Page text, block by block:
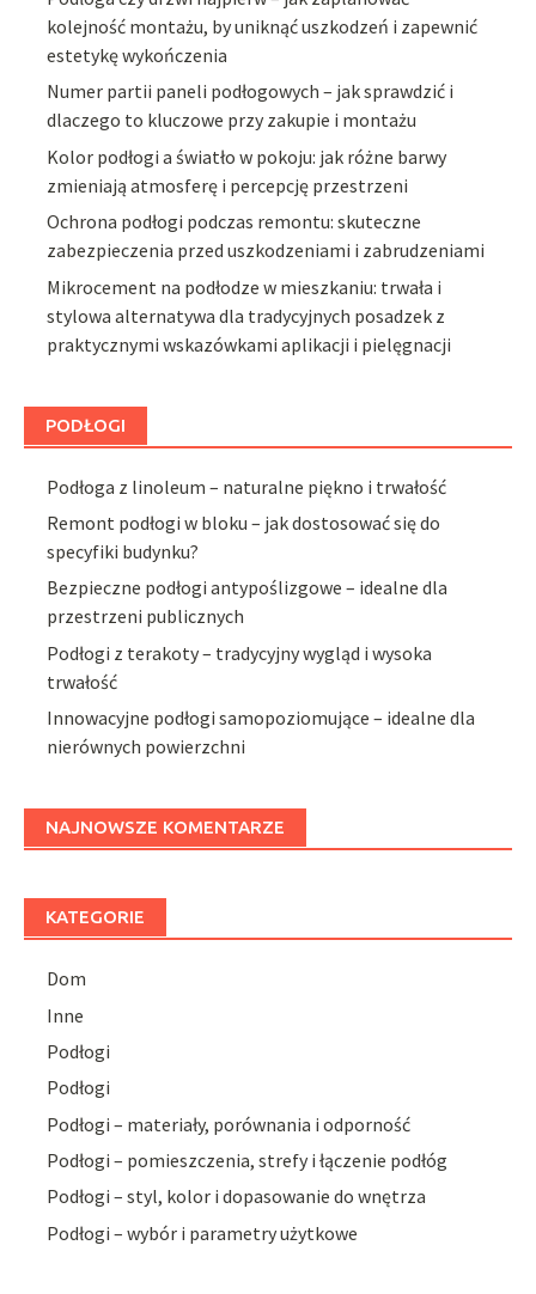
kolejność montażu, by uniknąć uszkodzeń i zapewnić
estetykę wykończenia
Numer partii paneli podłogowych – jak sprawdzić i
dlaczego to kluczowe przy zakupie i montażu
Kolor podłogi a światło w pokoju: jak różne barwy
zmieniają atmosferę i percepcję przestrzeni
Ochrona podłogi podczas remontu: skuteczne
zabezpieczenia przed uszkodzeniami i zabrudzeniami
Mikrocement na podłodze w mieszkaniu: trwała i
stylowa alternatywa dla tradycyjnych posadzek z
praktycznymi wskazówkami aplikacji i pielęgnacji
PODŁOGI
Podłoga z linoleum – naturalne piękno i trwałość
Remont podłogi w bloku – jak dostosować się do
specyfiki budynku?
Bezpieczne podłogi antypoślizgowe – idealne dla
przestrzeni publicznych
Podłogi z terakoty – tradycyjny wygląd i wysoka
trwałość
Innowacyjne podłogi samopoziomujące – idealne dla
nierównych powierzchni
NAJNOWSZE KOMENTARZE
KATEGORIE
Dom
Inne
Podłogi
Podłogi
Podłogi – materiały, porównania i odporność
Podłogi – pomieszczenia, strefy i łączenie podłóg
Podłogi – styl, kolor i dopasowanie do wnętrza
Podłogi – wybór i parametry użytkowe